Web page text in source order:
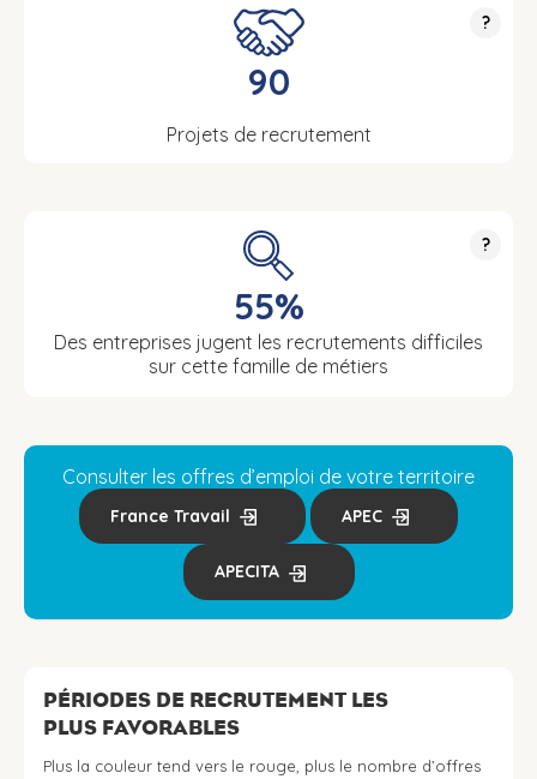
?
90
Projets de recrutement
?
55%
Des entreprises jugent les recrutements difficiles
sur cette famille de métiers
Consulter les offres d’emploi de votre territoire
France Travail APEC
APECITA
PÉRIODES DE RECRUTEMENT LES
PLUS FAVORABLES
Plus la couleur tend vers le rouge, plus le nombre d’offres